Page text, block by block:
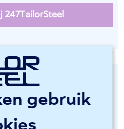
gebruik
247TailorSteel